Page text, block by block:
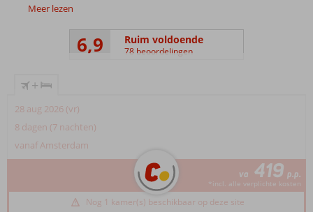
Meer lezen
6,9 Ruim voldoende
78 beoordelingen
+
28 aug 2026 (vr)
8 dagen (7 nachten)
vanaf Amsterdam
va 419 p.p.
*incl. alle verplichte kosten
Nog 1 kamer(s) beschikbaar op deze site